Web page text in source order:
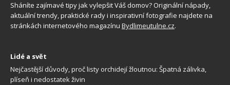
Sháníte zajímavé tipy jak vylepšit Váš domov? Originální nápady,
aktuální trendy, praktické rady i inspirativní fotografie najdete na
stránkách internetového magazínu Bydlimeutulne.cz.
Lidé a svět
Nejčastější důvody, proč listy orchidejí žloutnou: Špatná zálivka,
plíseň i nedostatek živin